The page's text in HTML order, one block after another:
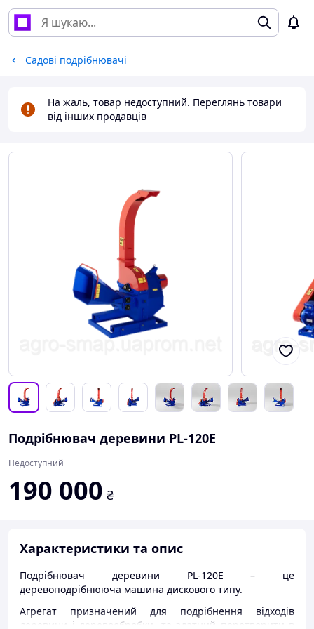
Садові подрібнювачі
На жаль, товар недоступний. Переглянь товари
від інших продавців
Подрібнювач деревини PL-120E
Недоступний
190 000 ₴
Характеристики та опис
Подрібнювач деревини PL-120Е – це
деревоподрібнююча машина дискового типу.
Агрегат призначений для подрібнення відходів
деревини і деревообробки, та здатний перетворити в